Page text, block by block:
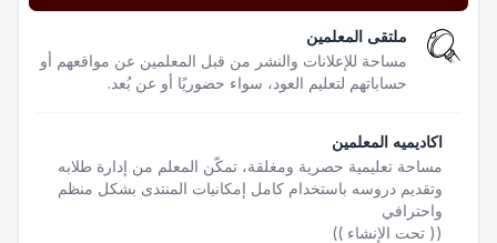
ملتقى المعلمين
مساحة للإعلانات والنشر من قبل المعلمين عن مواقعهم أو
حساباتهم لتعليم العود، سواء حضوريًا أو عن بُعد.
اكاديميه المعلمين
مساحة تعليمية حصرية ومغلقة، تمكّن المعلم من إدارة طلابه
وتقديم دروسه باستخدام كامل إمكانيات المنتدى بشكل منظم
واحترافي
(( تحت الإنشاء ))